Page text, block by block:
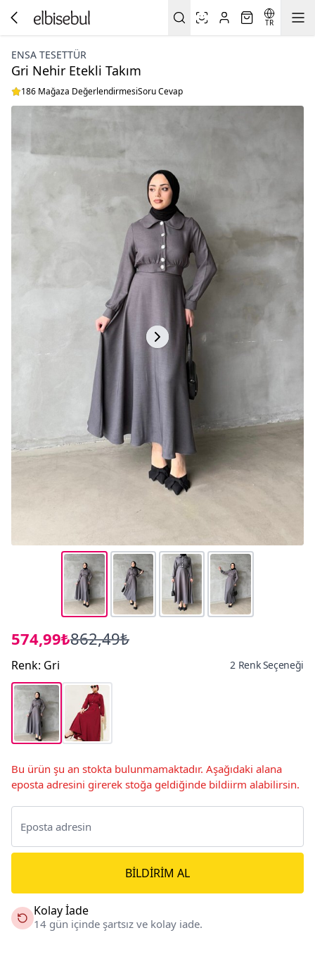
TR
ENSA TESETTÜR
Gri Nehir Etekli Takım
186 Mağaza DeğerlendirmesiSoru Cevap
574,99₺862,49₺
Renk: Gri 2 Renk Seçeneği
Bu ürün şu an stokta bulunmamaktadır. Aşağıdaki alana
eposta adresini girerek stoğa geldiğinde bildiirm alabilirsin.
BILDIRIM AL
Kolay İade
14 gün içinde şartsız ve kolay iade.